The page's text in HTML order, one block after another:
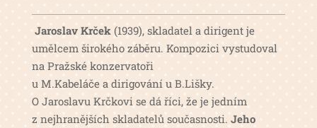
Jaroslav Krček (1939), skladatel a dirigent je
umělcem širokého záběru. Kompozici vystudoval
na Pražské konzervatoři
u M.Kabeláče a dirigování u B.Lišky.
O Jaroslavu Krčkovi se dá říci, že je jedním
z nejhranějších skladatelů současnosti.Jeho